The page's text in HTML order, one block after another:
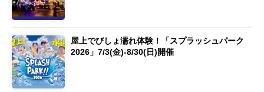
屋上でびしょ濡れ体験！「スプラッシュパーク
2026」7/3(金)-8/30(日)開催